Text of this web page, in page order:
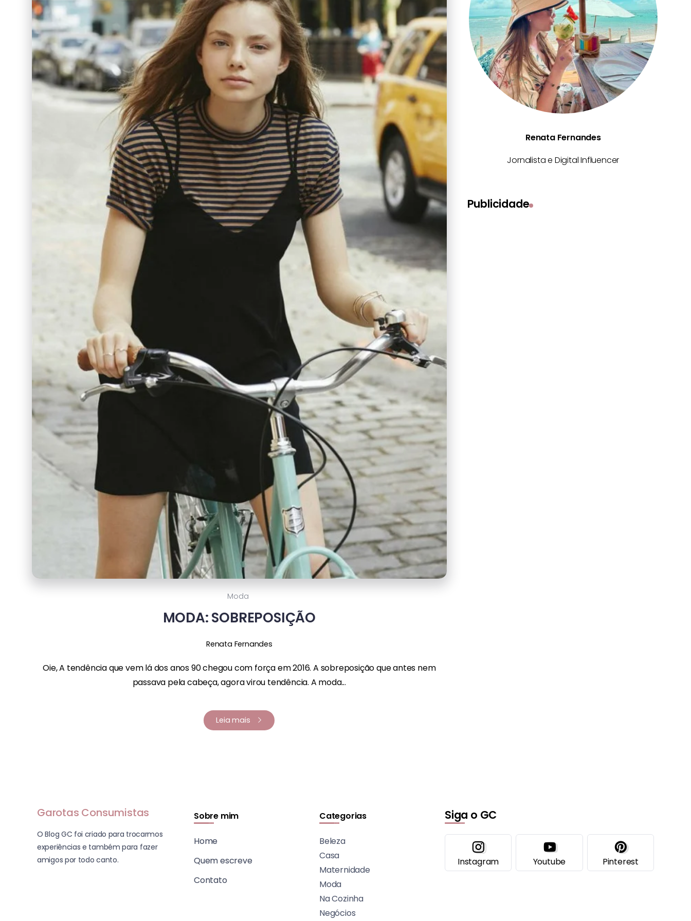
Moda
MODA: SOBREPOSIÇÃO
Renata Fernandes
Oie, A tendência que vem lá dos anos 90 chegou com força em 2016. A sobreposição que antes nem
passava pela cabeça, agora virou tendência. A moda...
Leia mais
Renata Fernandes
Jornalista e Digital Influencer
Publicidade
Garotas Consumistas
O Blog GC foi criado para trocarmos
experiências e também para fazer
amigos por todo canto.
Sobre mim
Home
Quem escreve
Contato
Categorias
Beleza
Casa
Maternidade
Moda
Na Cozinha
Negócios
Siga o GC
Instagram Youtube Pinterest